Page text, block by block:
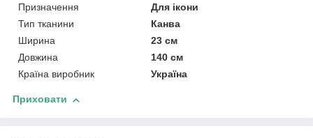
Призначення
Для ікони
Тип тканини
Канва
Ширина
23 см
Довжина
140 см
Країна виробник
Україна
Приховати